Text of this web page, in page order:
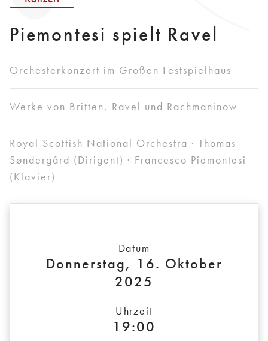
Piemontesi spielt Ravel
Orchesterkonzert im Großen Festspielhaus
Werke von Britten, Ravel und Rachmaninow
Royal Scottish National Orchestra · Thomas
Søndergård (Dirigent) · Francesco Piemontesi
(Klavier)
Datum
Donnerstag, 16. Oktober
2025
Uhrzeit
19:00